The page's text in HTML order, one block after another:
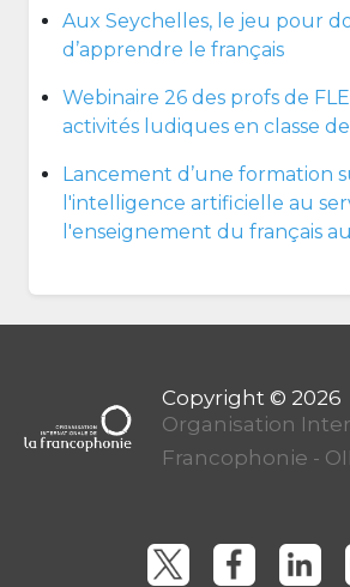
Aux Seychelles, le jeu pour
d’apprendre le français
Webinaire 26 des profs de
activités ludiques en classe
Lancement d’une formation
l'intelligence artificielle au
l'enseignement du français
Organisation
Francophonie -